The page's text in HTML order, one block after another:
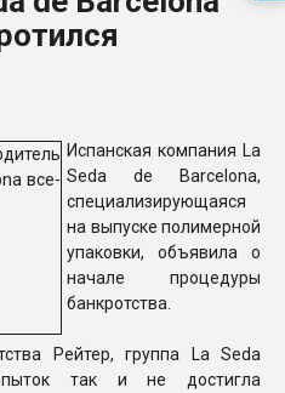
первый план в
пластмасс
ПЕРЕЙТИ НА
Испанская компания La
Seda de Barcelona,
специализирующаяся
на выпуске полимерной
упаковки, объявила о
начале процедуры
банкротства.
Рейтер, группа La Seda
так и не достигла